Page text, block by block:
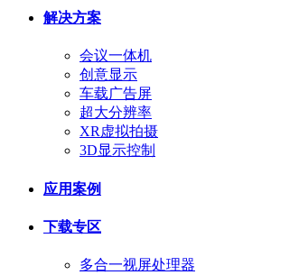
解决方案
会议一体机
创意显示
车载广告屏
超大分辨率
XR虚拟拍摄
3D显示控制
应用案例
下载专区
多合一视屏处理器